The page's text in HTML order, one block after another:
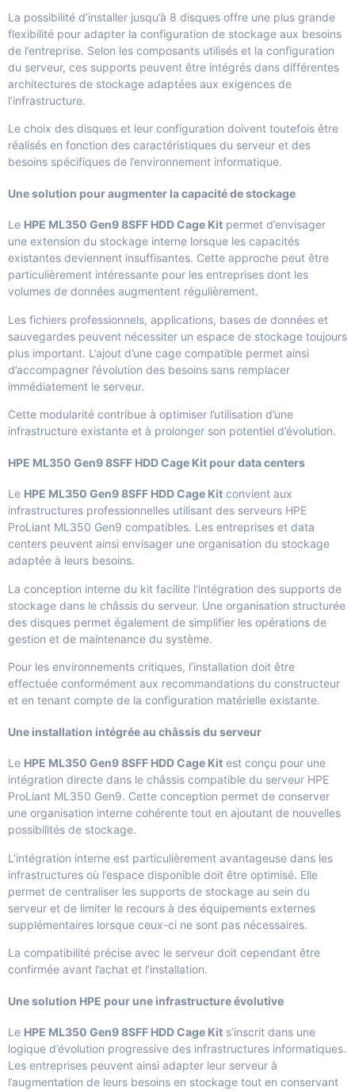
La possibilité d’installer jusqu’à 8 disques offre une plus grande
flexibilité pour adapter la configuration de stockage aux besoins
de l’entreprise. Selon les composants utilisés et la configuration
du serveur, ces supports peuvent être intégrés dans différentes
architectures de stockage adaptées aux exigences de
l’infrastructure.
Le choix des disques et leur configuration doivent toutefois être
réalisés en fonction des caractéristiques du serveur et des
besoins spécifiques de l’environnement informatique.
Une solution pour augmenter la capacité de stockage
Le HPE ML350 Gen9 8SFF HDD Cage Kit permet d’envisager
une extension du stockage interne lorsque les capacités
existantes deviennent insuffisantes. Cette approche peut être
particulièrement intéressante pour les entreprises dont les
volumes de données augmentent régulièrement.
Les fichiers professionnels, applications, bases de données et
sauvegardes peuvent nécessiter un espace de stockage toujours
plus important. L’ajout d’une cage compatible permet ainsi
d’accompagner l’évolution des besoins sans remplacer
immédiatement le serveur.
Cette modularité contribue à optimiser l’utilisation d’une
infrastructure existante et à prolonger son potentiel d’évolution.
HPE ML350 Gen9 8SFF HDD Cage Kit pour data centers
Le HPE ML350 Gen9 8SFF HDD Cage Kit convient aux
infrastructures professionnelles utilisant des serveurs HPE
ProLiant ML350 Gen9 compatibles. Les entreprises et data
centers peuvent ainsi envisager une organisation du stockage
adaptée à leurs besoins.
La conception interne du kit facilite l’intégration des supports de
stockage dans le châssis du serveur. Une organisation structurée
des disques permet également de simplifier les opérations de
gestion et de maintenance du système.
Pour les environnements critiques, l’installation doit être
effectuée conformément aux recommandations du constructeur
et en tenant compte de la configuration matérielle existante.
Une installation intégrée au châssis du serveur
Le HPE ML350 Gen9 8SFF HDD Cage Kit est conçu pour une
intégration directe dans le châssis compatible du serveur HPE
ProLiant ML350 Gen9. Cette conception permet de conserver
une organisation interne cohérente tout en ajoutant de nouvelles
possibilités de stockage.
L’intégration interne est particulièrement avantageuse dans les
infrastructures où l’espace disponible doit être optimisé. Elle
permet de centraliser les supports de stockage au sein du
serveur et de limiter le recours à des équipements externes
supplémentaires lorsque ceux-ci ne sont pas nécessaires.
La compatibilité précise avec le serveur doit cependant être
confirmée avant l’achat et l’installation.
Une solution HPE pour une infrastructure évolutive
Le HPE ML350 Gen9 8SFF HDD Cage Kit s’inscrit dans une
logique d’évolution progressive des infrastructures informatiques.
Les entreprises peuvent ainsi adapter leur serveur à
l’augmentation de leurs besoins en stockage tout en conservant